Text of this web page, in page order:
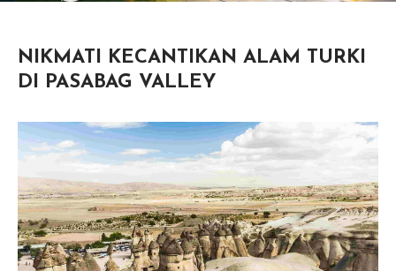
NIKMATI KECANTIKAN ALAM TURKI
DI PASABAG VALLEY